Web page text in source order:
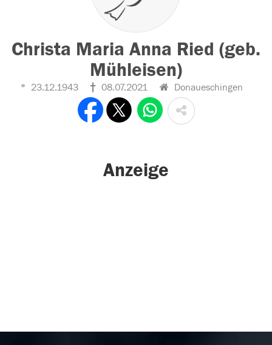
Christa Maria Anna Ried (geb.
Mühleisen)
23.12.1943 08.07.2021 Donaueschingen
Anzeige